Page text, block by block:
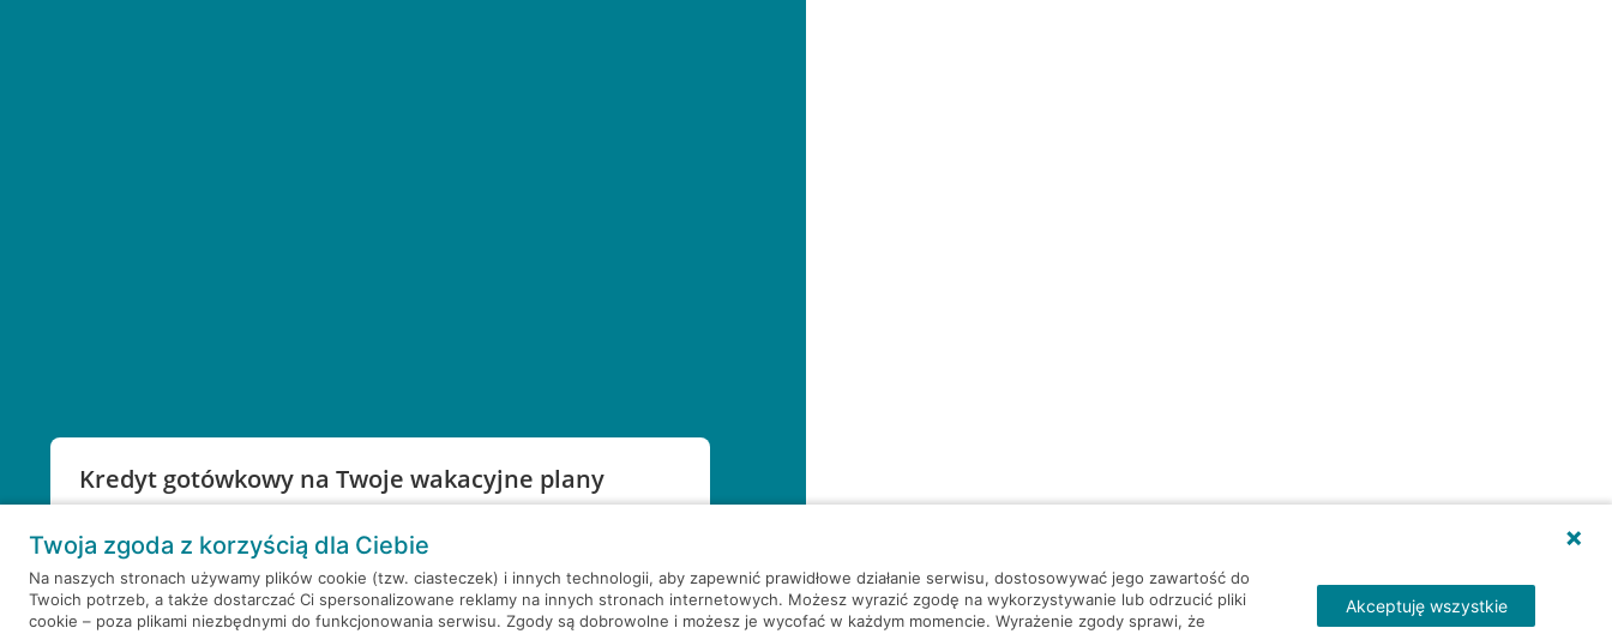
Kredyt gotówkowy na Twoje wakacyjne plany
RRSO: 9,6%
WEŹ KREDYT NOTA PRAWNA
Twoja zgoda z korzyścią dla Ciebie
Na naszych stronach używamy plików cookie (tzw. ciasteczek) i innych technologii, aby zapewnić prawidłowe działanie serwisu, dostosowywać jego zawartość do
Twoich potrzeb, a także dostarczać Ci spersonalizowane reklamy na innych stronach internetowych. Możesz wyrazić zgodę na wykorzystywanie lub odrzucić pliki
cookie – poza plikami niezbędnymi do funkcjonowania serwisu. Zgody są dobrowolne i możesz je wycofać w każdym momencie. Wyrażenie zgody sprawi, że
Akceptuję wszystkie